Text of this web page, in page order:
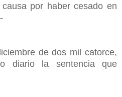
por haber cesado en
de dos mil catorce,
diario la sentencia que